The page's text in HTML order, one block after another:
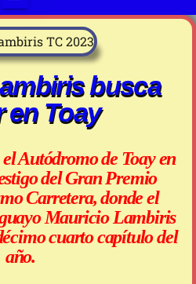
busca
en Toay
Autódromo de Toay en
del Gran Premio
Carretera, donde el
Mauricio Lambiris
cuarto capítulo del
año.